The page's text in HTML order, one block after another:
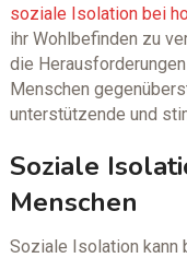
soziale Isolation bei
ihr Wohlbefinden zu
die
Menschen
unterstützende und
Soziale
Menschen
Soziale Isolation kann